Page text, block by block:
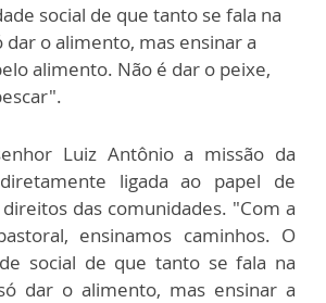
social de que tanto se fala na
dar o alimento, mas ensinar a
alimento. Não é dar o peixe,
Luiz Antônio a missão da
ligada ao papel de
das comunidades. "Com a
ensinamos caminhos. O
social de que tanto se fala na
dar o alimento, mas ensinar a